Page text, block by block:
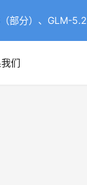
部分）、GLM-5.2
们